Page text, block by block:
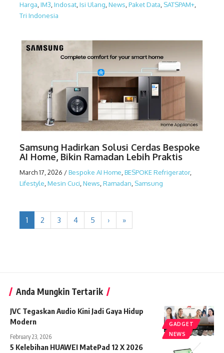
Harga IM3 Indosat Isi Ulang News Paket Data SATSPAM+
Tri Indonesia
Samsung Hadirkan Solusi Cerdas Bespoke
AI Home, Bikin Ramadan Lebih Praktis
March 17, 2026 /Bespoke AI Home,BESPOKE Refrigerator,
Lifestyle,Mesin Cuci,News,Ramadan, Samsung
1 2 3 4 5 › »
Anda Mungkin Tertarik
GADGET
NEWS
JVC Tegaskan Audio Kini Jadi Gaya Hidup
Modern
February 23, 2026
5 Kelebihan HUAWEI MatePad 12 X 2026